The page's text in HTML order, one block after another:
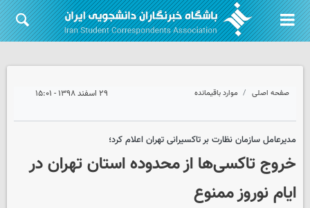
صفحه اصلی موارد باقیمانده ۲۹ اسفند ۱۳۹۸ - ۱۵:۰۱
مدیرعامل سازمان نظارت بر تاکسیرانی تهران اعلام کرد؛
خروج تاکسی‌ها از محدوده استان تهران در
ایام نوروز ممنوع